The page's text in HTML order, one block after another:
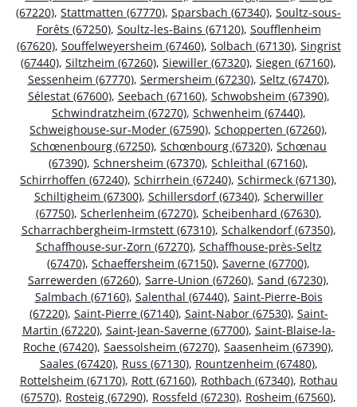
(67220), Stattmatten (67770), Sparsbach (67340), Soultz-sous-
Forêts (67250), Soultz-les-Bains (67120), Soufflenheim
(67620), Souffelweyersheim (67460), Solbach (67130), Singrist
(67440), Siltzheim (67260), Siewiller (67320), Siegen (67160),
Sessenheim (67770), Sermersheim (67230), Seltz (67470),
Sélestat (67600), Seebach (67160), Schwobsheim (67390),
Schwindratzheim (67270), Schwenheim (67440),
Schweighouse-sur-Moder (67590), Schopperten (67260),
Schœnenbourg (67250), Schœnbourg (67320), Schœnau
(67390), Schnersheim (67370), Schleithal (67160),
Schirrhoffen (67240), Schirrhein (67240), Schirmeck (67130),
Schiltigheim (67300), Schillersdorf (67340), Scherwiller
(67750), Scherlenheim (67270), Scheibenhard (67630),
Scharrachbergheim-Irmstett (67310), Schalkendorf (67350),
Schaffhouse-sur-Zorn (67270), Schaffhouse-près-Seltz
(67470), Schaeffersheim (67150), Saverne (67700),
Sarrewerden (67260), Sarre-Union (67260), Sand (67230),
Salmbach (67160), Salenthal (67440), Saint-Pierre-Bois
(67220), Saint-Pierre (67140), Saint-Nabor (67530), Saint-
Martin (67220), Saint-Jean-Saverne (67700), Saint-Blaise-la-
Roche (67420), Saessolsheim (67270), Saasenheim (67390),
Saales (67420), Russ (67130), Rountzenheim (67480),
Rottelsheim (67170), Rott (67160), Rothbach (67340), Rothau
(67570), Rosteig (67290), Rossfeld (67230), Rosheim (67560),